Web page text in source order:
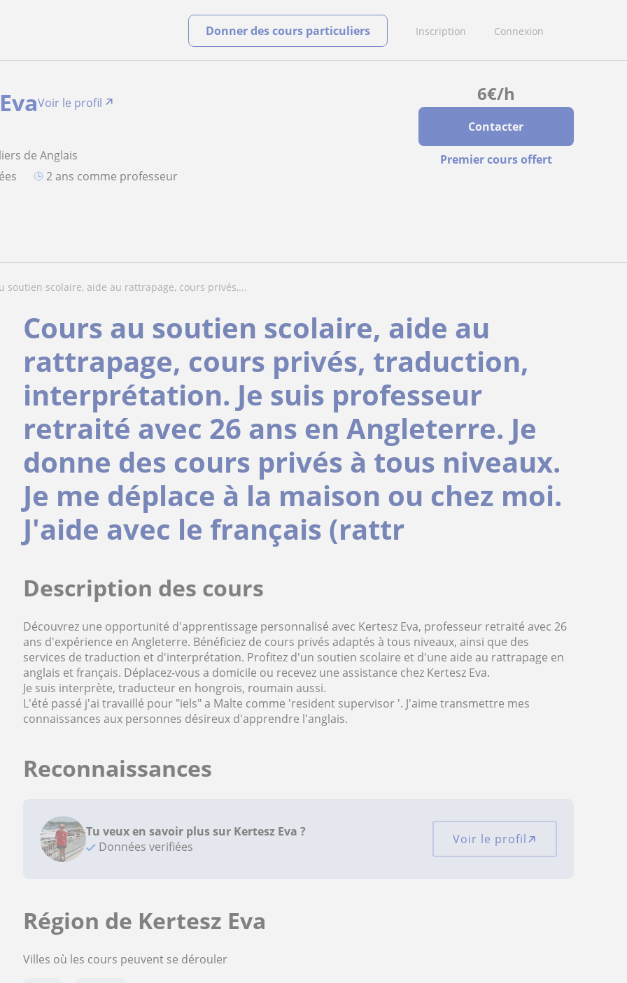
Inscription Connexion
Donner des cours particuliers
6€/h
Contacter
Premier cours offert
Voir le profil
de Anglais
2 ans comme professeur
soutien scolaire, aide au rattrapage, cours privés,...
Cours au soutien scolaire, aide au
rattrapage, cours privés, traduction,
interprétation. Je suis professeur
retraité avec 26 ans en Angleterre. Je
donne des cours privés à tous niveaux.
Je me déplace à la maison ou chez moi.
J'aide avec le français (rattr
Description des cours
Découvrez une opportunité d'apprentissage personnalisé avec Kertesz Eva, professeur retraité avec 26
ans d'expérience en Angleterre. Bénéficiez de cours privés adaptés à tous niveaux, ainsi que des
services de traduction et d'interprétation. Profitez d'un soutien scolaire et d'une aide au rattrapage en
anglais et français. Déplacez-vous a domicile ou recevez une assistance chez Kertesz Eva.
Je suis interprète, traducteur en hongrois, roumain aussi.
L'été passé j'ai travaillé pour "iels" a Malte comme 'resident supervisor '. J'aime transmettre mes
connaissances aux personnes désireux d'apprendre l'anglais.
Reconnaissances
Tu veux en savoir plus sur Kertesz Eva ?
Données verifiées
Voir le profil
Région de Kertesz Eva
Villes où les cours peuvent se dérouler